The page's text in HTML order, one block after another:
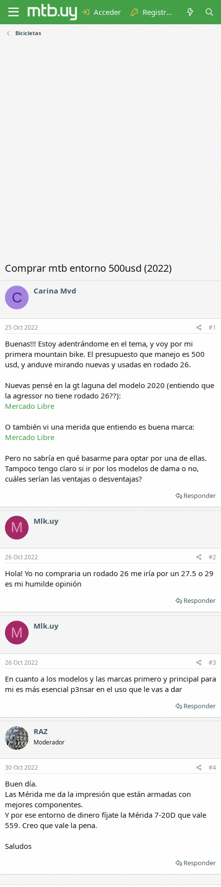
Acceder Registrarse
Bicicletas
Comprar mtb entorno 500usd (2022)
C Carina Mvd
25 Oct 2022 #1
Buenas!!! Estoy adentrándome en el tema, y voy por mi
primera mountain bike. El presupuesto que manejo es 500
usd, y anduve mirando nuevas y usadas en rodado 26.
Nuevas pensé en la gt laguna del modelo 2020 (entiendo que
la agressor no tiene rodado 26??):
Mercado Libre
O también vi una merida que entiendo es buena marca:
Mercado Libre
Pero no sabría en qué basarme para optar por una de ellas.
Tampoco tengo claro si ir por los modelos de dama o no,
cuáles serían las ventajas o desventajas?
Responder
M Mlk.uy
26 Oct 2022 #2
Hola! Yo no compraria un rodado 26 me iría por un 27.5 o 29
es mi humilde opinión
Responder
M Mlk.uy
26 Oct 2022 #3
En cuanto a los modelos y las marcas primero y principal para
mi es más esencial p3nsar en el uso que le vas a dar
Responder
RAZ
Moderador
30 Oct 2022 #4
Buen día.
Las Mérida me da la impresión que están armadas con
mejores componentes.
Y por ese entorno de dinero fíjate la Mérida 7-20D que vale
559. Creo que vale la pena.
Saludos
Responder